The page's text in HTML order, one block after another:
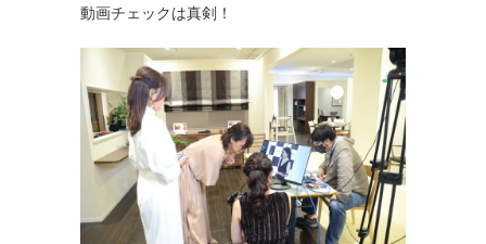
動画チェックは真剣！